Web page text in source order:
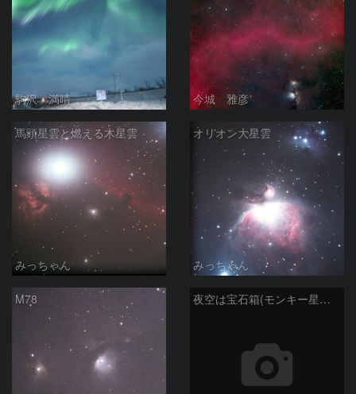
駒沢 満晴 今城 雅彦
馬頭星雲と燃える木星雲
みっちゃん
オリオン大星雲
みっちゃん
M78 夜空は宝石箱(モンキー星雲 NGC2174) Seestar50